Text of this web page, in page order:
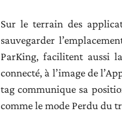
Sur le terrain des
sauvegarder
ParKing, facilitent aussi
connecté, à l’image de
tag communique sa
comme le mode Perdu du